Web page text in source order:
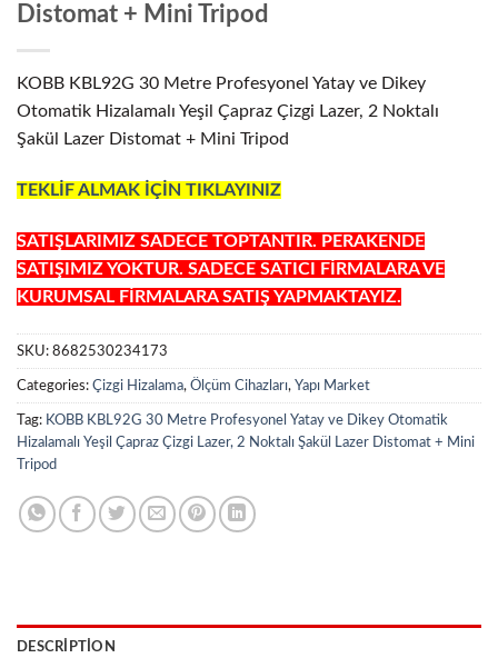
Distomat + Mini Tripod
KOBB KBL92G 30 Metre Profesyonel Yatay ve Dikey
Otomatik Hizalamalı Yeşil Çapraz Çizgi Lazer, 2 Noktalı
Şakül Lazer Distomat + Mini Tripod
TEKLİF ALMAK İÇİN TIKLAYINIZ
SATIŞLARIMIZ SADECE TOPTANTIR. PERAKENDE
SATIŞIMIZ YOKTUR. SADECE SATICI FİRMALARA VE
KURUMSAL FİRMALARA SATIŞ YAPMAKTAYIZ.
SKU: 8682530234173
Categories: Çizgi Hizalama, Ölçüm Cihazları, Yapı Market
Tag: KOBB KBL92G 30 Metre Profesyonel Yatay ve Dikey Otomatik
Hizalamalı Yeşil Çapraz Çizgi Lazer, 2 Noktalı Şakül Lazer Distomat + Mini
Tripod
DESCRIPTION